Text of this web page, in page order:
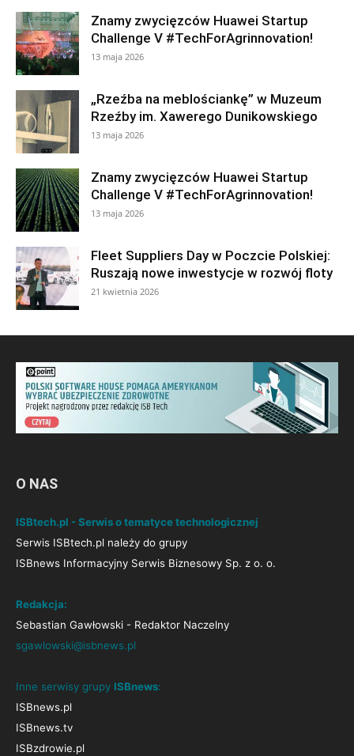
Znamy zwycięzców Huawei Startup
Challenge V #TechForAgrinnovation!
13 maja 2026
„Rzeźba na meblościankę” w Muzeum
Rzeźby im. Xawerego Dunikowskiego
13 maja 2026
Znamy zwycięzców Huawei Startup
Challenge V #TechForAgrinnovation!
13 maja 2026
Fleet Suppliers Day w Poczcie Polskiej:
Ruszają nowe inwestycje w rozwój floty
21 kwietnia 2026
O NAS
ISBtech.pl - Serwis o tematyce technologicznej
Serwis ISBtech.pl należy do grupy
ISBnews Informacyjny Serwis Biznesowy Sp. z o. o.
Redakcja:
Sebastian Gawłowski - Redaktor Naczelny
sgawlowski@isbnews.pl
Inne serwisy grupy ISBnews:
ISBnews.pl
ISBnews.tv
ISBzdrowie.pl